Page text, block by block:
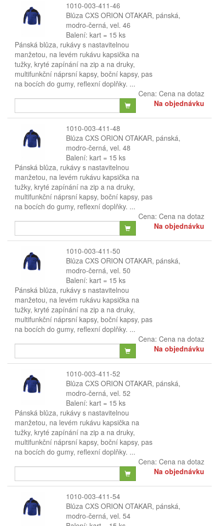
1010-003-411-46
Blůza CXS ORION OTAKAR, pánská,
modro-černá, vel. 46
Balení: kart = 15 ks
Pánská blůza, rukávy s nastavitelnou
manžetou, na levém rukávu kapsička na
tužky, kryté zapínání na zip a na druky,
multifunkční náprsní kapsy, boční kapsy, pas
na bocích do gumy, reflexní doplňky. ...
Cena: Cena na dotaz
Na objednávku
1010-003-411-48
Blůza CXS ORION OTAKAR, pánská,
modro-černá, vel. 48
Balení: kart = 15 ks
Pánská blůza, rukávy s nastavitelnou
manžetou, na levém rukávu kapsička na
tužky, kryté zapínání na zip a na druky,
multifunkční náprsní kapsy, boční kapsy, pas
na bocích do gumy, reflexní doplňky. ...
Cena: Cena na dotaz
Na objednávku
1010-003-411-50
Blůza CXS ORION OTAKAR, pánská,
modro-černá, vel. 50
Balení: kart = 15 ks
Pánská blůza, rukávy s nastavitelnou
manžetou, na levém rukávu kapsička na
tužky, kryté zapínání na zip a na druky,
multifunkční náprsní kapsy, boční kapsy, pas
na bocích do gumy, reflexní doplňky. ...
Cena: Cena na dotaz
Na objednávku
1010-003-411-52
Blůza CXS ORION OTAKAR, pánská,
modro-černá, vel. 52
Balení: kart = 15 ks
Pánská blůza, rukávy s nastavitelnou
manžetou, na levém rukávu kapsička na
tužky, kryté zapínání na zip a na druky,
multifunkční náprsní kapsy, boční kapsy, pas
na bocích do gumy, reflexní doplňky. ...
Cena: Cena na dotaz
Na objednávku
1010-003-411-54
Blůza CXS ORION OTAKAR, pánská,
modro-černá, vel. 54